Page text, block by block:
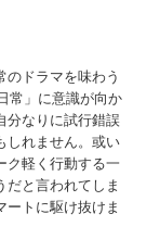
ドラマを味わう
常」に意識が向か
分なりに試行錯誤
しれません。或い
ク軽く行動する一
と言われてしま
トに駆け抜けま